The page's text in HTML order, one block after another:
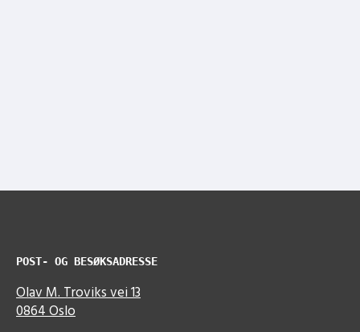
POST- OG BESØKSADRESSE
Olav M. Troviks vei 13
0864 Oslo